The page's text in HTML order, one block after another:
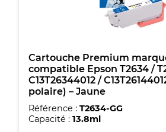
C13T26164010
polaire)
-
4
couleurs
Cartouche Premium
compatible Epson T2634 /
C13T26344012 /
polaire) – Jaune
Référence : T2634-GG
Capacité : 13.8ml